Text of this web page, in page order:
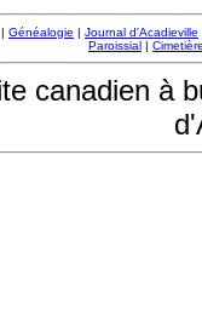
| Généalogie | Journal d'Acadieville
Paroissial |
canadien à